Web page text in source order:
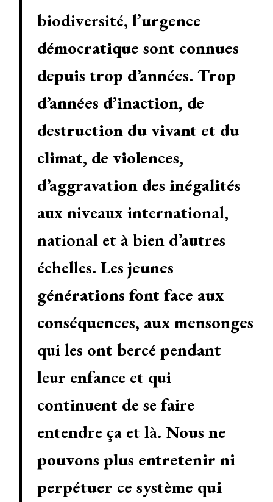
biodiversité, l’urgence
démocratique sont connues
depuis trop d’années. Trop
d’années d’inaction, de
destruction du vivant et du
climat, de violences,
d’aggravation des inégalités
aux niveaux international,
national et à bien d’autres
échelles. Lesjeunes
générations font face aux
conséquences, aux mensonges
qui les ont bercé pendant
leur enfance et qui
continuent de se faire
entendre ça et là. Nous ne
pouvons plus entretenir ni
perpétuer ce système qui